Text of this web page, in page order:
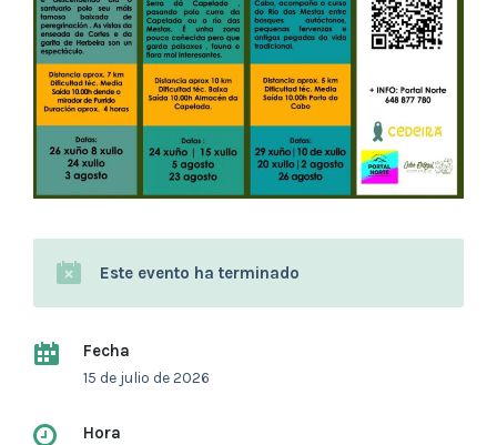
Este evento ha terminado
Fecha
15 de julio de 2026
Hora